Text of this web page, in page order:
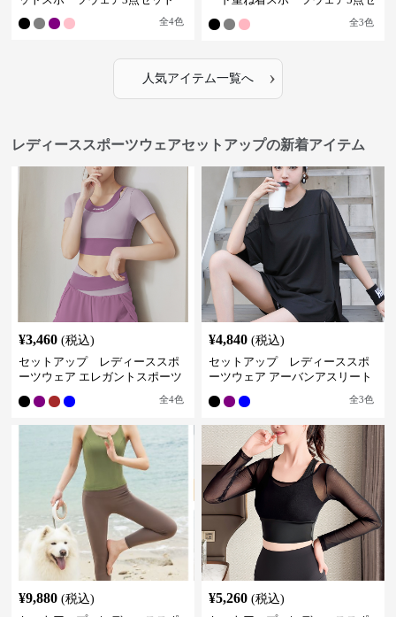
全4色 全3色
人気アイテム一覧へ ›
レディーススポーツウェアセットアップの新着アイテム
¥3,460 (税込)
セットアップ レディーススポ
ーツウェア エレガントスポーツ
全4色
¥4,840 (税込)
セットアップ レディーススポ
ーツウェア アーバンアスリート
全3色
¥9,880 (税込)
¥5,260 (税込)